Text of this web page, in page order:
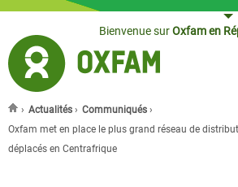
Jump to navigationBienvenue surOxfam en
Vous êtes ici
› Actualités › Communiqués ›
Oxfam met en place le plus grand réseau de
déplacés en Centrafrique